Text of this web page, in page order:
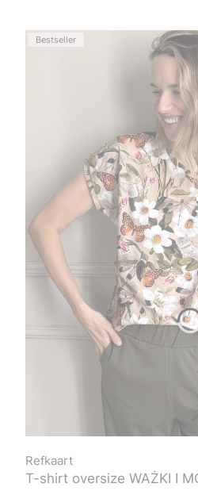
Bestseller
T-shirt oversize WAŻKI I
Refkaart